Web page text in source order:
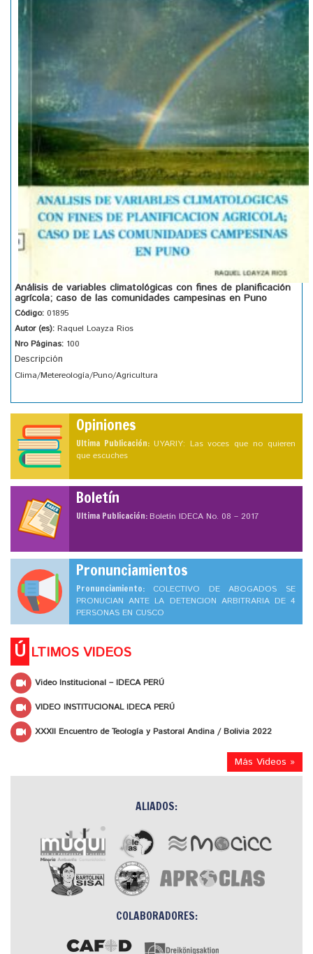
Análisis de variables climatológicas con fines de planificación
agrícola; caso de las comunidades campesinas en Puno
Código: 01895
Autor (es): Raquel Loayza Rios
Nro Páginas: 100
Descripción
Clima/Metereología/Puno/Agricultura
Opiniones
Ultima Publicación: UYARIY: Las voces que no quieren
que escuches
Boletín
Ultima Publicación:Boletín IDECA No. 08 – 2017
Pronunciamientos
Pronunciamiento: COLECTIVO DE ABOGADOS SE
PRONUCIAN ANTE LA DETENCION ARBITRARIA DE 4
PERSONAS EN CUSCO
Ú LTIMOS VIDEOS
Video Institucional – IDECA PERÚ
VIDEO INSTITUCIONAL IDECA PERÚ
XXXII Encuentro de Teología y Pastoral Andina / Bolivia 2022
Más Videos »
ALIADOS:
COLABORADORES: